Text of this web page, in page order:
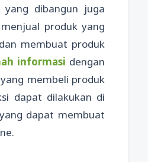
dibangun juga
produk yang
membuat produk
informasi dengan
membeli produk
dapat dilakukan di
dapat membuat